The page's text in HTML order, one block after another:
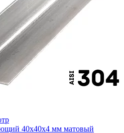
40х40х4 мм матовый